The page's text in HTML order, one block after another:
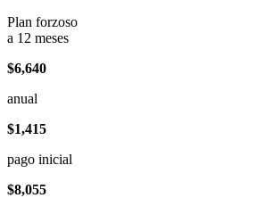
Plan forzoso
a 12 meses
$6,640
anual
$1,415
pago inicial
$8,055